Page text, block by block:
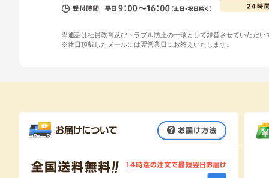
※通話は社員教育及びトラブル防止の一環として録音させていただい
※休日頂戴したメールには翌営業日にお答えいたします。
お届け方